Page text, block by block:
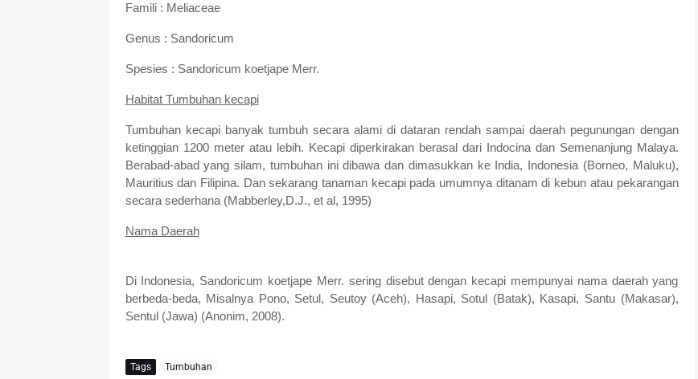
Famili : Meliaceae
Genus : Sandoricum
Spesies : Sandoricum koetjape Merr.
Habitat Tumbuhan kecapi
Tumbuhan kecapi banyak tumbuh secara alami di dataran rendah sampai daerah pegunungan dengan
ketinggian 1200 meter atau lebih. Kecapi diperkirakan berasal dari Indocina dan Semenanjung Malaya.
Berabad-abad yang silam, tumbuhan ini dibawa dan dimasukkan ke India, Indonesia (Borneo, Maluku),
Mauritius dan Filipina. Dan sekarang tanaman kecapi pada umumnya ditanam di kebun atau pekarangan
secara sederhana (Mabberley,D.J., et al, 1995)
Nama Daerah
Di Indonesia, Sandoricum koetjape Merr. sering disebut dengan kecapi mempunyai nama daerah yang
berbeda-beda, Misalnya Pono, Setul, Seutoy (Aceh), Hasapi, Sotul (Batak), Kasapi, Santu (Makasar),
Sentul (Jawa) (Anonim, 2008).
Tags Tumbuhan